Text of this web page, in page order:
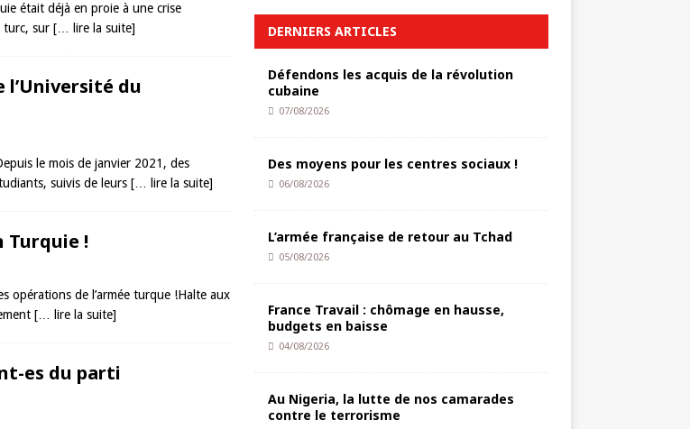
était déjà en proie à une crise
turc, sur [… lire la suite]
du
le mois de janvier 2021, des
suivis de leurs [… lire la suite]
Turquie !
opérations de l’armée turque !Halte aux
[… lire la suite]
es du parti
DERNIERS ARTICLES
Défendons les acquis de la révolution
cubaine
07/08/2026
Des moyens pour les centres sociaux !
06/08/2026
L’armée française de retour au Tchad
05/08/2026
France Travail : chômage en hausse,
budgets en baisse
04/08/2026
Au Nigeria, la lutte de nos camarades
contre le terrorisme